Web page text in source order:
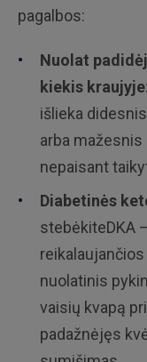
pagalbos:
Nuolat
kiekis kraujyje
išlieka
arba
nepaisant
Diabetinės
stebėkiteDKA
nuolatinis
vaisių kvapą
padažnėjęs